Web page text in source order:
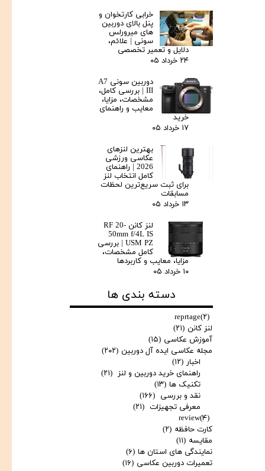
خرابی کارتخوان و
پنل بالای دوربین‌
های میرورلس
سونی | علائم،
دلایل و تعمیر تخصصی
۲۴ خرداد ۰۵
دوربین سونی A7
III | بررسی کامل،
مشخصات، مزایا،
معایب و راهنمای
خرید
۱۷ خرداد ۰۵
بهترین لنزهای
عکاسی ورزشی
2026 | راهنمای
کامل انتخاب لنز
برای ثبت سریع‌ترین لحظات
مسابقات
۱۳ خرداد ۰۵
لنز کانن RF 20-
50mm f/4L IS
USM PZ | بررسی
کامل مشخصات،
مزایا، معایب و کاربردها
۱۰ خرداد ۰۵
دسته بندی ها
reprtage(۲)
لنز کانن (۲۱)
آموزش عکاسی (۱۵)
مجله عکاسی ایده آل دوربین (۲۰۲)
اخبار (۱۲)
راهنمای خرید دوربین و لنز (۲۱)
تکنیک ها (۱۳)
نقد و بررسی (۱۶۶)
معرفی تجهیزات (۲۱)
review(۴)
کارت حافظه (۲)
مقایسه (۱۱)
نمایندگی های استان ها (۶)
تعمیرات دوربین عکاسی (۱۶)